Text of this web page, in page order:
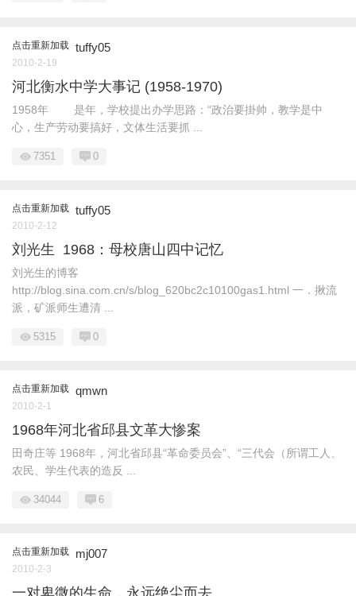
点击重新加载 tuffy05
2010-2-19
河北衡水中学大事记 (1958-1970)
1958年 是年，学校提出办学思路：“政治要掛帅，教学是中
心，生产劳动要搞好，文体生活要抓 ...
7351 0
点击重新加载 tuffy05
2010-2-12
刘光生 1968：母校唐山四中记忆
刘光生的博客
http://blog.sina.com.cn/s/blog_620bc2c10100gas1.html 一．揪流
派，矿派师生遭清 ...
5315 0
点击重新加载 qmwn
2010-2-1
1968年河北省邱县文革大惨案
田奇庄等 1968年，河北省邱县“革命委员会”、“三代会（所谓工人、
农民、学生代表的造反 ...
34044 6
点击重新加载 mj007
2010-2-3
一对卑微的生命，永远绝尘而去